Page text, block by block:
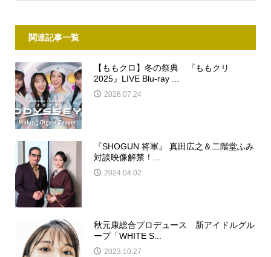
関連記事一覧
【ももクロ】冬の祭典 『ももクリ
2025』LIVE Blu-ray ...
2026.07.24
『SHOGUN 将軍』 真田広之＆二階堂ふみ
対談映像解禁！...
2024.04.02
秋元康総合プロデュース 新アイドルグル
ープ「WHITE S...
2023.10.27